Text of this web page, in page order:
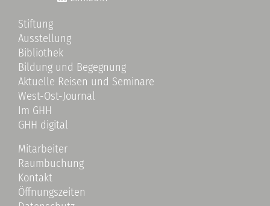
Stiftung
Ausstellung
Bibliothek
Bildung und Begegnung
Aktuelle Reisen und Seminare
West-Ost-Journal
Im GHH
GHH digital
Mitarbeiter
Raumbuchung
Kontakt
Öffnungszeiten